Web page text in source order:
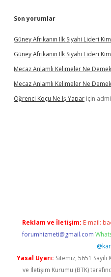
Son yorumlar
Güney Afrikanın Ilk Siyahi Lideri
Güney Afrikanın Ilk Siyahi Lideri
Mecaz Anlamlı Kelimeler Ne Demek
Mecaz Anlamlı Kelimeler Ne Demek
Öğrenci Koçu Ne Iş Yapar için
Reklam ve İletişim: E-mail:
forumhizmeti@gmail.com
Yasal Uyarı: Sitemiz, 5651
ve İletişim Kurumu (BTK)